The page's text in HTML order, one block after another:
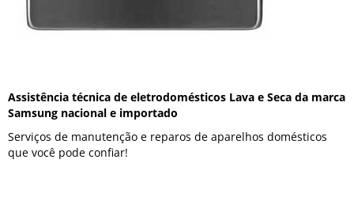
Assistência técnica de eletrodomésticos Lava e Seca da marca
Samsung nacional e importado
Serviços de manutenção e reparos de aparelhos domésticos
que você pode confiar!